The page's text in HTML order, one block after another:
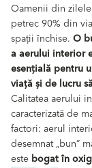
Oamenii din
petrec 90% din
spații închise. O
a aerului interior
esențială pentru
viață și de lucru
Calitatea aerului
caracterizată de
factori: aerul
desemnat „bun”
este bogat în